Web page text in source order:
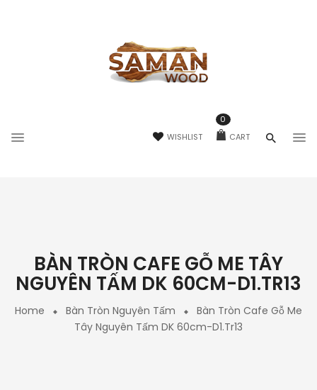
WISHLIST CART
0
BÀN TRÒN CAFE GỖ ME TÂY
NGUYÊN TẤM DK 60CM-D1.TR13
Home Bàn Tròn Nguyên Tấm
Bàn Tròn Cafe Gỗ Me
Tây Nguyên Tấm DK 60cm-D1.Tr13